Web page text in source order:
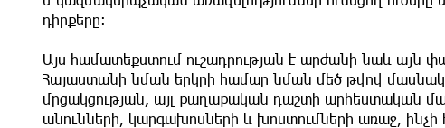
դիրքերը։
Այս համատեքստում ուշադրության է արժանի նաև այն
Հայաստանի նման երկրի համար նման մեծ թվով
մրցակցության, այլ քաղաքական դաշտի արհեստական
անունների, կարգախոսների և խոստումների առաջ,